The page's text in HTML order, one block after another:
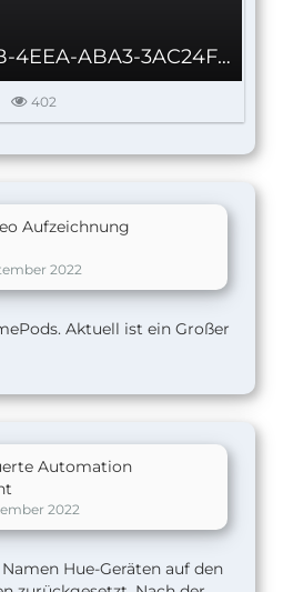
7DBF27C3-80BB-4EEA-ABA3-3AC24FBDBE69_autoscaled.png
402
Aufzeichnung
2022
Aktuell ist ein Großer
Automation
2022
Hue-Geräten auf den